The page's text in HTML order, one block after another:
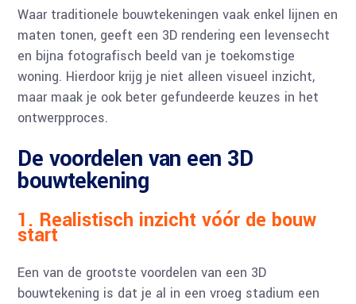
Waar traditionele bouwtekeningen vaak enkel lijnen en
maten tonen, geeft een 3D rendering een levensecht
en bijna fotografisch beeld van je toekomstige
woning. Hierdoor krijg je niet alleen visueel inzicht,
maar maak je ook beter gefundeerde keuzes in het
ontwerpproces.
De voordelen van een 3D
bouwtekening
1. Realistisch inzicht vóór de bouw
start
Een van de grootste voordelen van een 3D
bouwtekening is dat je al in een vroeg stadium een